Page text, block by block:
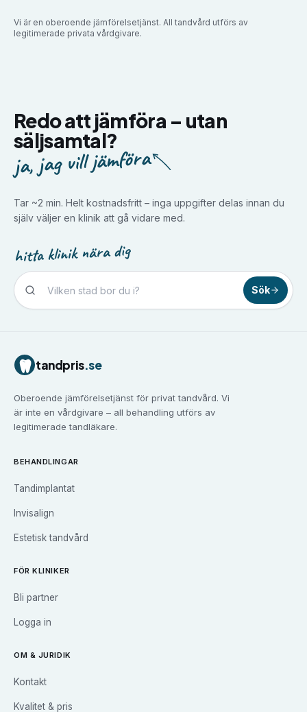
Vi är en oberoende jämförelsetjänst. All tandvård utförs av
legitimerade privata vårdgivare.
Redo att jämföra – utan
säljsamtal?
ja, jag vill jämföra
Tar ~2 min. Helt kostnadsfritt – inga uppgifter delas innan du
själv väljer en klinik att gå vidare med.
hitta klinik nära dig
Sök
Tandvård i
Tandvård iFalun
Tandvård i Göteborg
Tandvård iHalmstad
Tandvård iHelsingborg
Tandvård iJärfälla
Tandvård i
Tandvård i Kalmar
Tandvård i
Tandvård i
Tandvård i
Tandvård i
Tandvård i
tandpris.se
Oberoende jämförelsetjänst för privat tandvård. Vi
är inte en vårdgivare – all behandling utförs av
legitimerade tandläkare.
BEHANDLINGAR
Tandimplantat
Invisalign
Estetisk tandvård
FÖR KLINIKER
Bli partner
Logga in
OM & JURIDIK
Kontakt
Kvalitet & pris